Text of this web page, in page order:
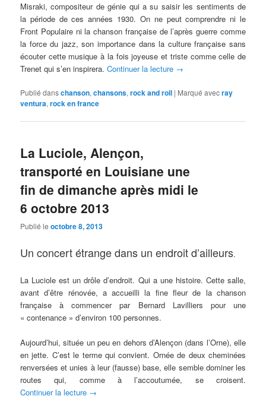
Misraki, compositeur de génie qui a su saisir les sentiments de
la période de ces années 1930. On ne peut comprendre ni le
Front Populaire ni la chanson française de l’après guerre comme
la force du jazz, son importance dans la culture française sans
écouter cette musique à la fois joyeuse et triste comme celle de
Trenet qui s’en inspirera.Continuer la lecture →
Publié danschanson,chansons,rock and roll | Marqué avecray
ventura,rock en france
La Luciole, Alençon,
transporté en Louisiane une
fin de dimanche après midi le
6 octobre 2013
Publié leoctobre 8, 2013
Un concert étrange dans un endroit d’ailleurs.
La Luciole est un drôle d’endroit. Qui a une histoire. Cette salle,
avant d’être rénovée, a accueilli la fine fleur de la chanson
française à commencer par Bernard Lavilliers pour une
« contenance » d’environ 100 personnes.
Aujourd’hui, située un peu en dehors d’Alençon (dans l’Orne), elle
en jette. C’est le terme qui convient. Ornée de deux cheminées
renversées et unies à leur (fausse) base, elle semble dominer les
routes qui, comme à l’accoutumée, se croisent.
Continuer la lecture →